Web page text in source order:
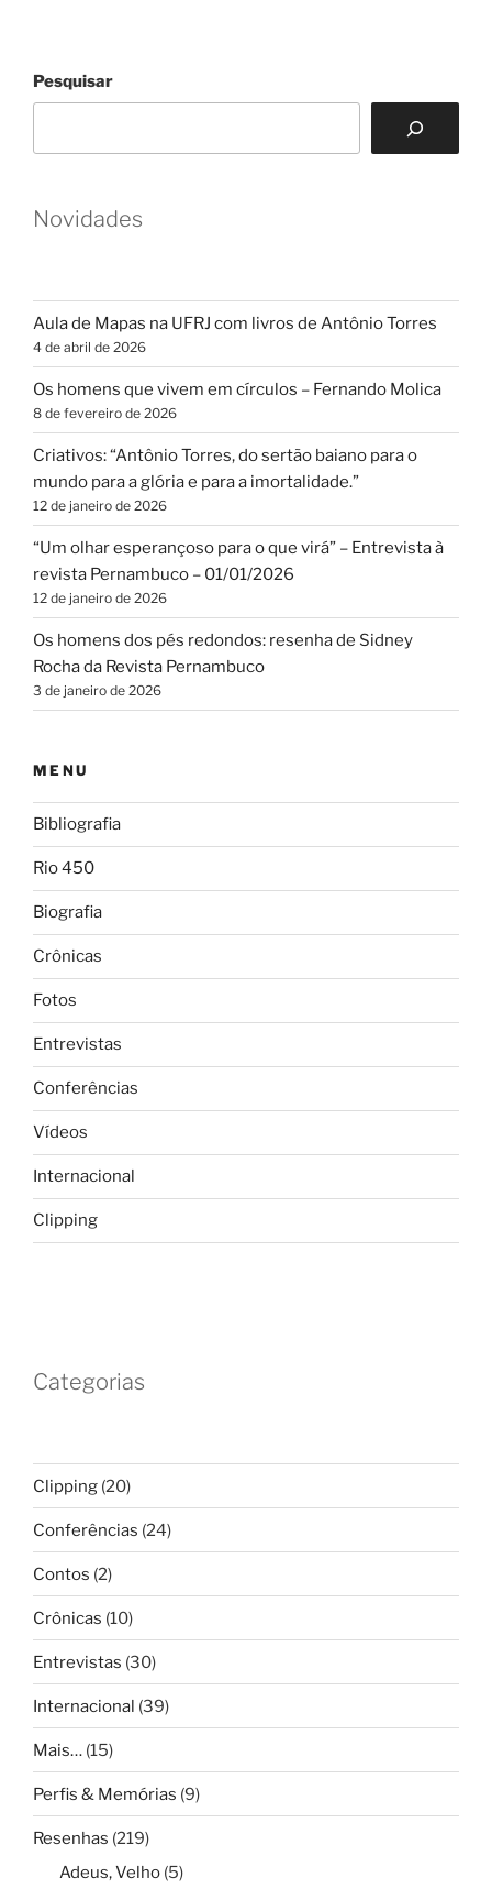
Pesquisar
Novidades
Aula de Mapas na UFRJ com livros de Antônio Torres
4 de abril de 2026
Os homens que vivem em círculos – Fernando Molica
8 de fevereiro de 2026
Criativos: “Antônio Torres, do sertão baiano para o
mundo para a glória e para a imortalidade.”
12 de janeiro de 2026
“Um olhar esperançoso para o que virá” – Entrevista à
revista Pernambuco – 01/01/2026
12 de janeiro de 2026
Os homens dos pés redondos: resenha de Sidney
Rocha da Revista Pernambuco
3 de janeiro de 2026
MENU
Bibliografia
Rio 450
Biografia
Crônicas
Fotos
Entrevistas
Conferências
Vídeos
Internacional
Clipping
Categorias
Clipping (20)
Conferências (24)
Contos (2)
Crônicas (10)
Entrevistas (30)
Internacional (39)
Mais… (15)
Perfis & Memórias (9)
Resenhas (219)
Adeus, Velho (5)